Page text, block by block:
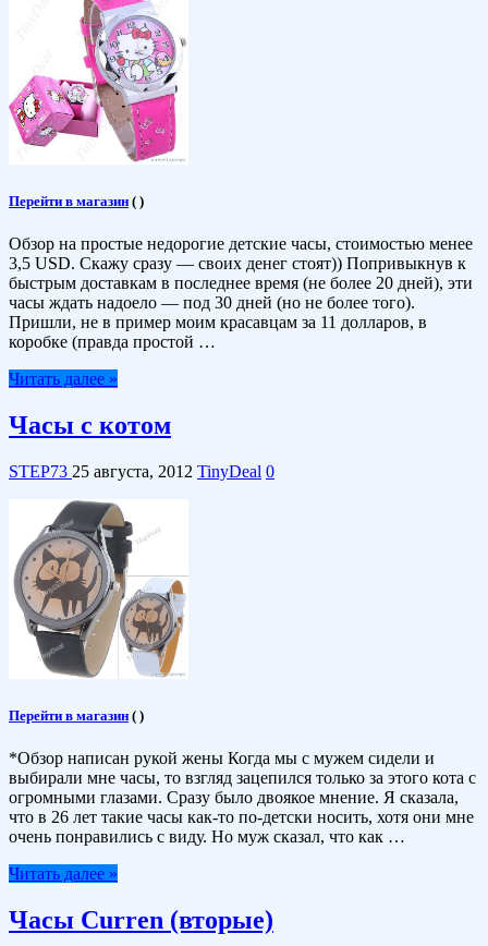
Перейти в магазин ( )
Обзор на простые недорогие детские часы, стоимостью менее
3,5 USD. Скажу сразу — своих денег стоят)) Попривыкнув к
быстрым доставкам в последнее время (не более 20 дней), эти
часы ждать надоело — под 30 дней (но не более того).
Пришли, не в пример моим красавцам за 11 долларов, в
коробке (правда простой …
Читать далее »
Часы с котом
STEP73 25 августа, 2012 TinyDeal 0
Перейти в магазин ( )
*Обзор написан рукой жены Когда мы с мужем сидели и
выбирали мне часы, то взгляд зацепился только за этого кота с
огромными глазами. Сразу было двоякое мнение. Я сказала,
что в 26 лет такие часы как-то по-детски носить, хотя они мне
очень понравились с виду. Но муж сказал, что как …
Читать далее »
Часы Curren (вторые)